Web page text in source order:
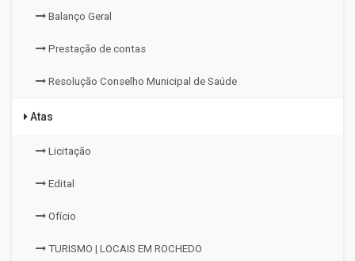
Balanço Geral
Prestação de contas
Resolução Conselho Municipal de Saúde
Atas
Licitação
Edital
Ofício
TURISMO | LOCAIS EM ROCHEDO